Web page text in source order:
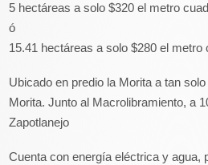
5 hectáreas a solo $320 el metro
ó
15.41 hectáreas a solo $280 el metro
Ubicado en predio la Morita a tan
Morita. Junto al Macrolibramiento, a
Zapotlanejo
Cuenta con energía eléctrica y agua,